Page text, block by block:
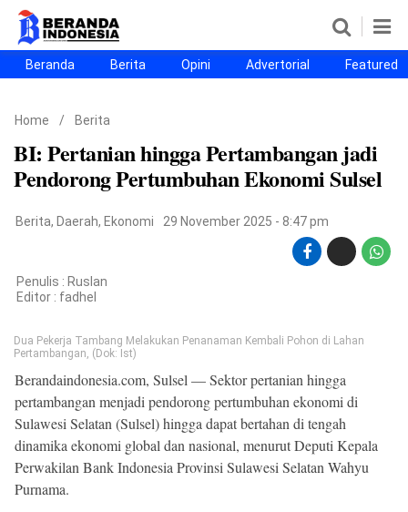
Beranda
Berita
Opini
Advertorial
Featured
Beranda25
SEGMEN
Nusantara
Jabodetabek
Sulselbar
Kota Makassar
©
Copyright
2026
Beranda
Indonesia
.
Right
Reserved
Beranda Berita Opini Advertorial Featured
Home / Berita
BI: Pertanian hingga Pertambangan jadi
Pendorong Pertumbuhan Ekonomi Sulsel
Berita, Daerah, Ekonomi 29 November 2025 - 8:47 pm
Penulis : Ruslan
Editor : fadhel
Dua Pekerja Tambang Melakukan Penanaman Kembali Pohon di Lahan
Pertambangan, (Dok: Ist)
Berandaindonesia.com, Sulsel — Sektor pertanian hingga
pertambangan menjadi pendorong pertumbuhan ekonomi di
Sulawesi Selatan (Sulsel) hingga dapat bertahan di tengah
dinamika ekonomi global dan nasional, menurut Deputi Kepala
Perwakilan Bank Indonesia Provinsi Sulawesi Selatan Wahyu
Purnama.